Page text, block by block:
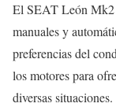
El SEAT León Mk2
manuales y
preferencias del
los motores para
diversas situaciones.